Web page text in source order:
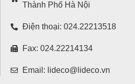
Thành Phố Hà Nội
Điện thoại: 024.22213518
Fax: 024.22214134
Email: lideco@lideco.vn